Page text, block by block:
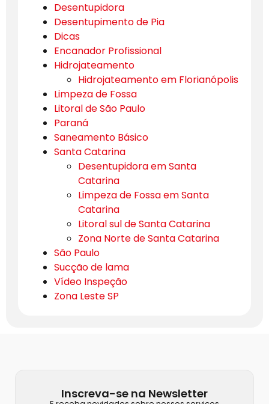
Desentupidora
Desentupimento de Pia
Dicas
Encanador Profissional
Hidrojateamento
Hidrojateamento em Florianópolis
Limpeza de Fossa
Litoral de São Paulo
Paraná
Saneamento Básico
Santa Catarina
Desentupidora em Santa
Catarina
Limpeza de Fossa em Santa
Catarina
Litoral sul de Santa Catarina
Zona Norte de Santa Catarina
São Paulo
Sucção de lama
Vídeo Inspeção
Zona Leste SP
Inscreva-se na Newsletter